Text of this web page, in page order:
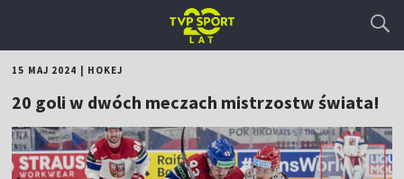
15 MAJ 2024 HOKEJ
20 goli w dwóch meczach mistrzostw świata!